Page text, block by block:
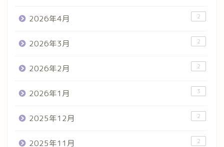
2026年4月 2
2026年3月 2
2026年2月 2
2026年1月 3
2025年12月 2
2025年11月 2